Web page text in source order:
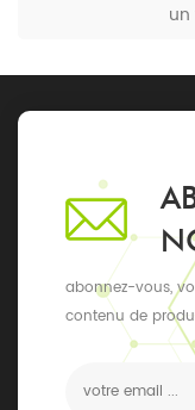
abonnez-vous,
contenu de
exclusifs, les